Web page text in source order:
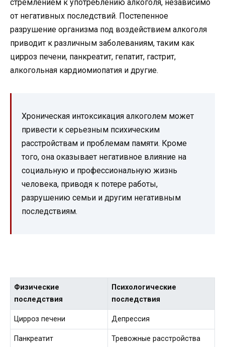
стремлением к употреблению алкоголя, независимо
от негативных последствий. Постепенное
разрушение организма под воздействием алкоголя
приводит к различным заболеваниям, таким как
цирроз печени, панкреатит, гепатит, гастрит,
алкогольная кардиомиопатия и другие.
Хроническая интоксикация алкоголем может
привести к серьезным психическим
расстройствам и проблемам памяти. Кроме
того, она оказывает негативное влияние на
социальную и профессиональную жизнь
человека, приводя к потере работы,
разрушению семьи и другим негативным
последствиям.
Физические
последствия
Психологические
последствия
Цирроз печени Депрессия
Панкреатит Тревожные расстройства